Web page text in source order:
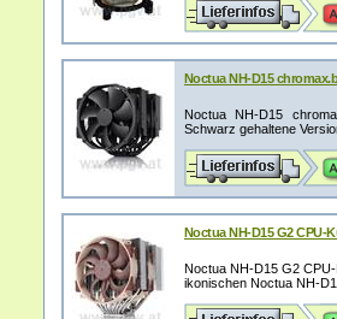
Noctua NH-D15
Noctua NH-D15
Schwarz gehaltene
Noctua NH-D15 G2 CPU-
Noctua NH-D15 G2
ikonischen Noctua NH-